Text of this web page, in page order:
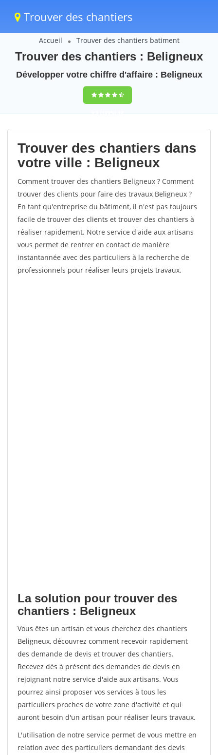
Trouver des chantiers
Accueil Trouver des chantiers batiment
Trouver des chantiers : Beligneux
Développer votre chiffre d'affaire : Beligneux
9,5(100%)42
votes
Trouver des chantiers dans
votre ville : Beligneux
Comment trouver des chantiers Beligneux ? Comment
trouver des clients pour faire des travaux Beligneux ?
En tant qu'entreprise du bâtiment, il n'est pas toujours
facile de trouver des clients et trouver des chantiers à
réaliser rapidement. Notre service d'aide aux artisans
vous permet de rentrer en contact de manière
instantannée avec des particuliers à la recherche de
professionnels pour réaliser leurs projets travaux.
La solution pour trouver des
chantiers : Beligneux
Vous êtes un artisan et vous cherchez des chantiers
Beligneux, découvrez comment recevoir rapidement
des demande de devis et trouver des chantiers.
Recevez dès à présent des demandes de devis en
rejoignant notre service d'aide aux artisans. Vous
pourrez ainsi proposer vos services à tous les
particuliers proches de votre zone d'activité et qui
auront besoin d'un artisan pour réaliser leurs travaux.
L'utilisation de notre service permet de vous mettre en
relation avec des particuliers demandant des devis